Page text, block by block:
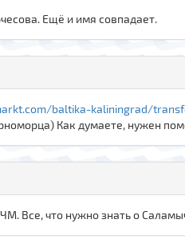
Ещё и имя совпадает.
baltika-kaliningrad/
Как думаете, нужен
Все, что нужно знать о